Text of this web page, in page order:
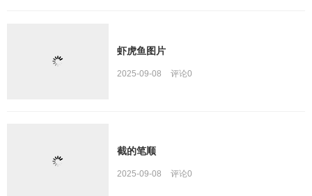
虾虎鱼图片
2025-09-08 评论0
截的笔顺
2025-09-08 评论0